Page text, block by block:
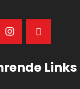
Links